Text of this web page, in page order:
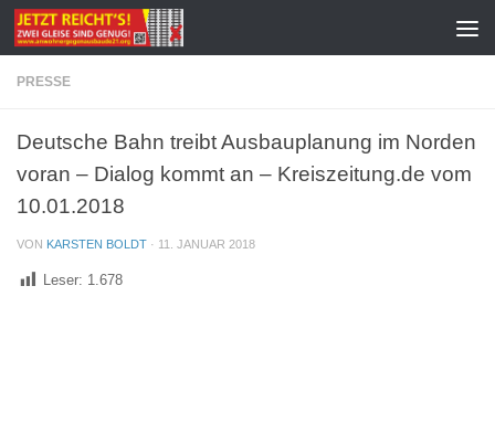
Zum Inhalt springen
PRESSE
Deutsche Bahn treibt Ausbauplanung im Norden
voran – Dialog kommt an – Kreiszeitung.de vom
10.01.2018
VON KARSTEN BOLDT · 11. JANUAR 2018
Leser: 1.678